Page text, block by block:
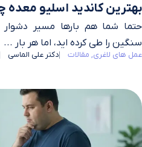
بهترین کاندید اسلیو
حتما شما هم بارها مسیر
سنگین را طی کرده‌ اید، اما هر بار ...
عمل های لاغری مقالات دکتر علی الماسی